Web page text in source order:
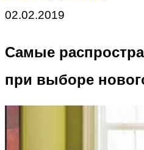
02.02.2019
Самые
при выборе